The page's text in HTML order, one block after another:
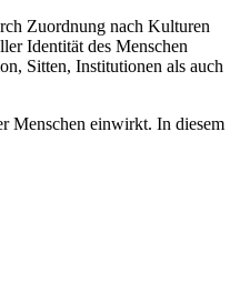
Zuordnung nach Kulturen
Identität des Menschen
Sitten, Institutionen als auch
Menschen einwirkt. In diesem